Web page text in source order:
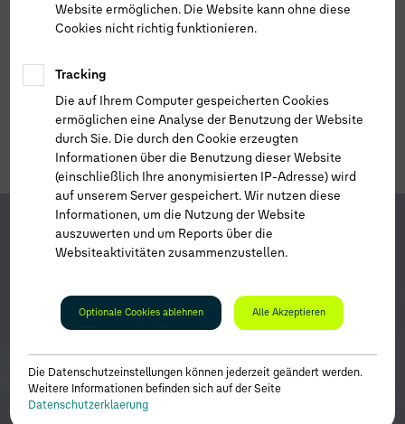
Website ermöglichen. Die Website kann ohne diese
Cookies nicht richtig funktionieren.
Tracking
Die auf Ihrem Computer gespeicherten Cookies
ermöglichen eine Analyse der Benutzung der Website
durch Sie. Die durch den Cookie erzeugten
Informationen über die Benutzung dieser Website
(einschließlich Ihre anonymisierten IP-Adresse) wird
auf unserem Server gespeichert. Wir nutzen diese
Informationen, um die Nutzung der Website
auszuwerten und um Reports über die
Websiteaktivitäten zusammenzustellen.
Optionale Cookies ablehnen Alle Akzeptieren
Die Datenschutzeinstellungen können jederzeit geändert werden.
Weitere Informationen befinden sich auf der Seite
Datenschutzerklaerung